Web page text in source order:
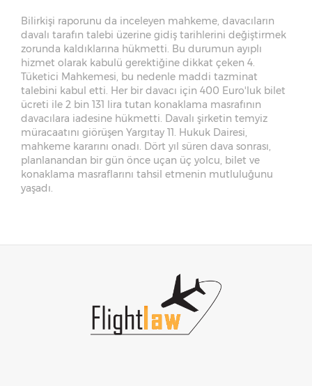
Bilirkişi raporunu da inceleyen mahkeme, davacıların
davalı tarafın talebi üzerine gidiş tarihlerini değiştirmek
zorunda kaldıklarına hükmetti. Bu durumun ayıplı
hizmet olarak kabulü gerektiğine dikkat çeken 4.
Tüketici Mahkemesi, bu nedenle maddi tazminat
talebini kabul etti. Her bir davacı için 400 Euro'luk bilet
ücreti ile 2 bin 131 lira tutan konaklama masrafının
davacılara iadesine hükmetti. Davalı şirketin temyiz
müracaatını giörüşen Yargıtay 11. Hukuk Dairesi,
mahkeme kararını onadı. Dört yıl süren dava sonrası,
planlanandan bir gün önce uçan üç yolcu, bilet ve
konaklama masraflarını tahsil etmenin mutluluğunu
yaşadı.